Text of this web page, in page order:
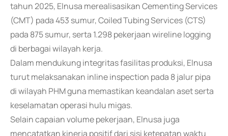
tahun 2025, Elnusa merealisasikan Cementing Services
(CMT) pada 453 sumur, Coiled Tubing Services (CTS)
pada 875 sumur, serta 1.298 pekerjaan wireline logging
di berbagai wilayah kerja.
Dalam mendukung integritas fasilitas produksi, Elnusa
turut melaksanakan inline inspection pada 8 jalur pipa
di wilayah PHM guna memastikan keandalan aset serta
keselamatan operasi hulu migas.
Selain capaian volume pekerjaan, Elnusa juga
mencatatkan kinerja positif dari sisi ketepatan waktu